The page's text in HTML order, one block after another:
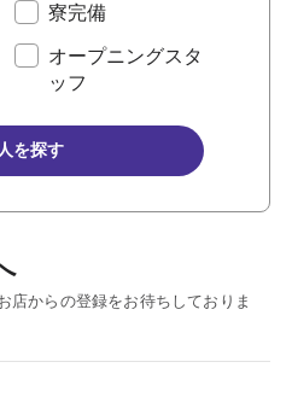
寮完備
オープニングスタ
ッフ
を探す
店からの登録をお待ちしておりま